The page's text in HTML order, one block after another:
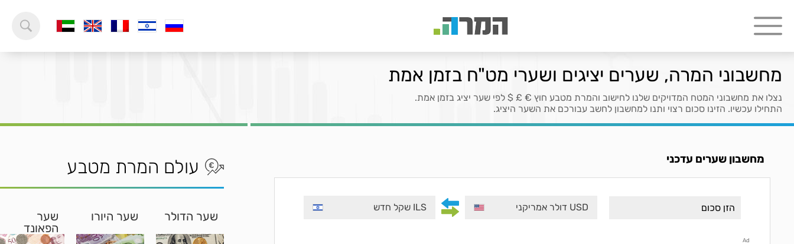
מחשבוני המרה, שערים יציגים ושערי מט"ח בזמן אמת
נצלו את מחשבוני המטח המדויקים שלנו לחישוב והמרת מטבע חוץ € £ $ לפי שער יציג בזמן אמת.
התחילו עכשיו. הזינו סכום רצוי ותנו למחשבון לחשב עבורכם את השער היציג.
מחשבון שערים עדכני
USD דולר אמריקני ILS שקל חדש
Ad
עולם המרת מטבע
שער הדולר שער היורו
שער
הפאונד